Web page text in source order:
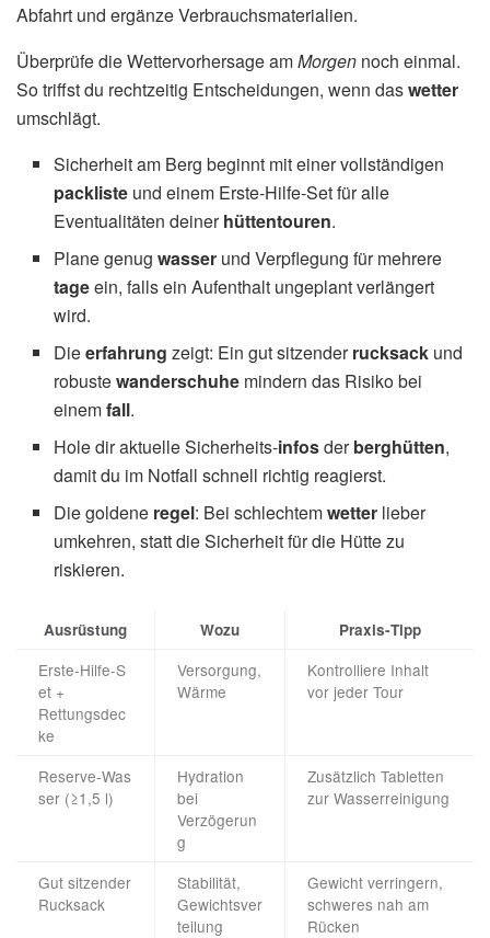
Abfahrt und ergänze Verbrauchsmaterialien.
Überprüfe die Wettervorhersage amMorgen noch einmal.
So triffst du rechtzeitig Entscheidungen, wenn daswetter
umschlägt.
Sicherheit am Berg beginnt mit einer vollständigen
packliste und einem Erste‑Hilfe‑Set für alle
Eventualitäten deinerhüttentouren.
Plane genugwasser und Verpflegung für mehrere
tageein, falls ein Aufenthalt ungeplant verlängert
wird.
Dieerfahrung zeigt: Ein gut sitzenderrucksack und
robustewanderschuhe mindern das Risiko bei
einemfall.
Hole dir aktuelle Sicherheits‑infosderberghütten,
damit du im Notfall schnell richtig reagierst.
Die goldene regel: Bei schlechtemwetter lieber
umkehren, statt die Sicherheit für die Hütte zu
riskieren.
Ausrüstung Wozu Praxis‑Tipp
Erste‑Hilfe‑S
et +
Rettungsdec
ke
Versorgung,
Wärme
Kontrolliere Inhalt
vor jeder Tour
Reserve‑Was
ser (≥1,5 l)
Hydration
bei
Verzögerun
g
Zusätzlich Tabletten
zur Wasserreinigung
Gut sitzender
Rucksack
Stabilität,
Gewichtsver
teilung
Gewicht verringern,
schweres nah am
Rücken